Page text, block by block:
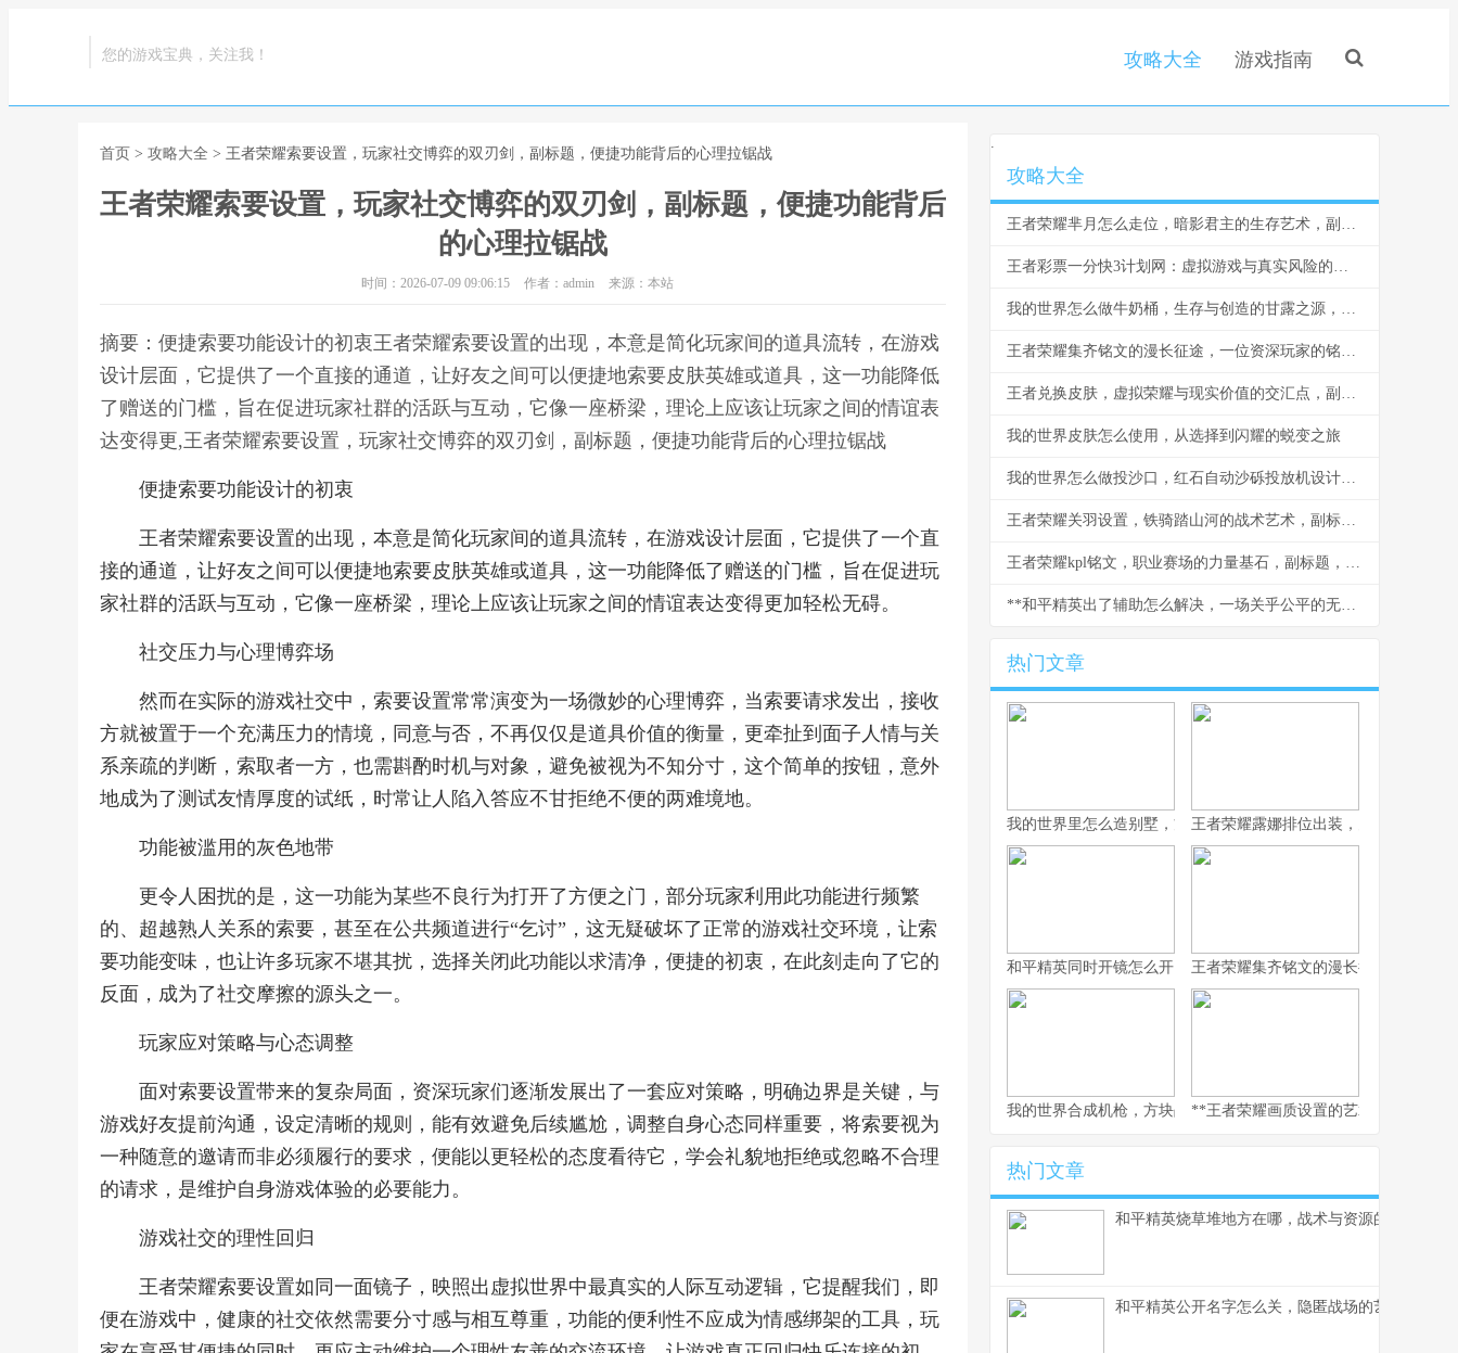
您的游戏宝典，关注我！ 攻略大全 游戏指南
首页 > 攻略大全 > 王者荣耀索要设置，玩家社交博弈的双刃剑，副标题，便捷功能背后的心理拉锯战
王者荣耀索要设置，玩家社交博弈的双刃剑，副标题，便捷功能背后
的心理拉锯战
时间：2026-07-09 09:06:15 作者：admin 来源：本站
摘要：便捷索要功能设计的初衷王者荣耀索要设置的出现，本意是简化玩家间的道具流转，在游戏
设计层面，它提供了一个直接的通道，让好友之间可以便捷地索要皮肤英雄或道具，这一功能降低
了赠送的门槛，旨在促进玩家社群的活跃与互动，它像一座桥梁，理论上应该让玩家之间的情谊表
达变得更,王者荣耀索要设置，玩家社交博弈的双刃剑，副标题，便捷功能背后的心理拉锯战
便捷索要功能设计的初衷
王者荣耀索要设置的出现，本意是简化玩家间的道具流转，在游戏设计层面，它提供了一个直
接的通道，让好友之间可以便捷地索要皮肤英雄或道具，这一功能降低了赠送的门槛，旨在促进玩
家社群的活跃与互动，它像一座桥梁，理论上应该让玩家之间的情谊表达变得更加轻松无碍。
社交压力与心理博弈场
然而在实际的游戏社交中，索要设置常常演变为一场微妙的心理博弈，当索要请求发出，接收
方就被置于一个充满压力的情境，同意与否，不再仅仅是道具价值的衡量，更牵扯到面子人情与关
系亲疏的判断，索取者一方，也需斟酌时机与对象，避免被视为不知分寸，这个简单的按钮，意外
地成为了测试友情厚度的试纸，时常让人陷入答应不甘拒绝不便的两难境地。
功能被滥用的灰色地带
更令人困扰的是，这一功能为某些不良行为打开了方便之门，部分玩家利用此功能进行频繁
的、超越熟人关系的索要，甚至在公共频道进行“乞讨”，这无疑破坏了正常的游戏社交环境，让索
要功能变味，也让许多玩家不堪其扰，选择关闭此功能以求清净，便捷的初衷，在此刻走向了它的
反面，成为了社交摩擦的源头之一。
玩家应对策略与心态调整
面对索要设置带来的复杂局面，资深玩家们逐渐发展出了一套应对策略，明确边界是关键，与
游戏好友提前沟通，设定清晰的规则，能有效避免后续尴尬，调整自身心态同样重要，将索要视为
一种随意的邀请而非必须履行的要求，便能以更轻松的态度看待它，学会礼貌地拒绝或忽略不合理
的请求，是维护自身游戏体验的必要能力。
游戏社交的理性回归
王者荣耀索要设置如同一面镜子，映照出虚拟世界中最真实的人际互动逻辑，它提醒我们，即
便在游戏中，健康的社交依然需要分寸感与相互尊重，功能的便利性不应成为情感绑架的工具，玩
.
攻略大全
王者荣耀芈月怎么走位，暗影君主的生存艺术，副标题，穿梭战场的永恒之力
王者彩票一分快3计划网：虚拟游戏与真实风险的边界反思
我的世界怎么做牛奶桶，生存与创造的甘露之源，副标题，从奶牛到桶的田园诗篇
王者荣耀集齐铭文的漫长征途，一位资深玩家的铭文史诗
王者兑换皮肤，虚拟荣耀与现实价值的交汇点，副标题，一场数字情感的华丽冒险
我的世界皮肤怎么使用，从选择到闪耀的蜕变之旅
我的世界怎么做投沙口，红石自动沙砾投放机设计与实战
王者荣耀关羽设置，铁骑踏山河的战术艺术，副标题，冲锋陷阵的刀锋意志
王者荣耀kpl铭文，职业赛场的力量基石，副标题，细微之处定胜负乾坤
**和平精英出了辅助怎么解决，一场关乎公平的无声战争**
热门文章
我的世界里怎么造别墅，方块间的诗意栖居王者荣耀露娜排位出装，月下无限连
和平精英同时开镜怎么开，高手进阶的战术密钥
王者荣耀集齐铭文的漫长征途，一位资
我的世界合成机枪，方块战场火力美学，副标题，当红石科技邂逅
**王者荣耀画质设置的艺术，副标题为
热门文章
和平精英烧草堆地方在哪，战术与资源的深度解析
和平精英公开名字怎么关，隐匿战场的艺术与策略